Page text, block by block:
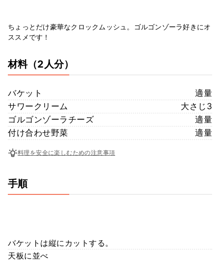
ちょっとだけ豪華なクロックムッシュ。ゴルゴンゾーラ好きにオ
ススメです！
材料（2人分）
バケット
適量
サワークリーム
大さじ3
ゴルゴンゾーラチーズ
適量
付け合わせ野菜
適量
料理を安全に楽しむための注意事項
手順
バケットは縦にカットする。
天板に並べ